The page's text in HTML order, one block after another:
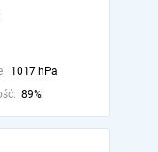
1017 hPa
89%